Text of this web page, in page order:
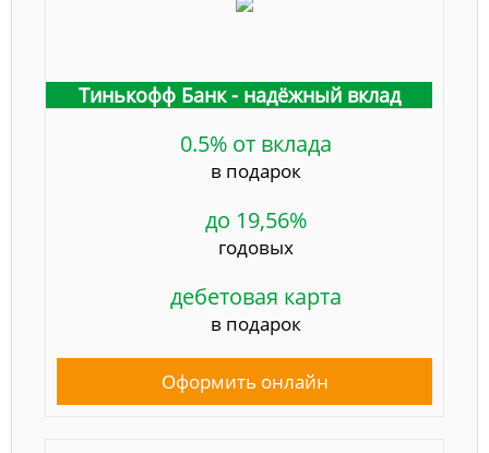
Тинькофф Банк - надёжный вклад
0.5% от вклада
в подарок
до 19,56%
годовых
дебетовая карта
в подарок
Оформить онлайн